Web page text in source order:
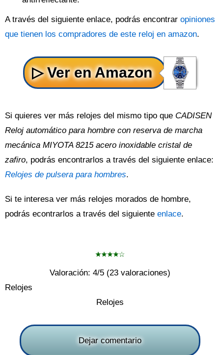
A través del siguiente enlace, podrás encontrar opiniones
que tienen los compradores de este reloj en amazon.
Si quieres ver más relojes del mismo tipo que CADISEN
Reloj automático para hombre con reserva de marcha
mecánica MIYOTA 8215 acero inoxidable cristal de
zafiro, podrás encontrarlos a través del siguiente enlace:
Relojes de pulsera para hombres.
Si te interesa ver más relojes morados de hombre,
podrás econtrarlos a través del siguiente enlace.
Valoración: 4/5 (23 valoraciones)
Relojes
Relojes
Dejar comentario